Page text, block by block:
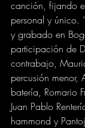
canción, fijando
personal y único.
y grabado en
participación de
contrabajo,
percusión menor,
batería, Romario
Juan Pablo
hammond y